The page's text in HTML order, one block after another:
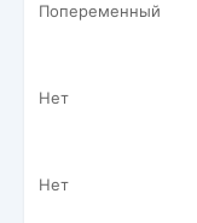
Попеременный
Нет
Нет